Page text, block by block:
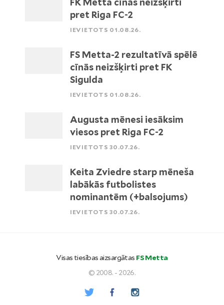
FK Metta cīnās neizšķirti
pret Riga FC-2
IEVIETOTS 01.08.26.
FS Metta-2 rezultatīvā spēlē
cīnās neizšķirti pret FK
Sigulda
IEVIETOTS 01.08.26.
Augusta mēnesi iesāksim
viesos pret Riga FC-2
IEVIETOTS 30.07.26.
Keita Zviedre starp mēneša
labākās futbolistes
nominantēm (+balsojums)
IEVIETOTS 30.07.26.
Visas tiesības aizsargātas FS Metta
© 2008. - 2026.